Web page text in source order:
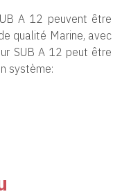
A 12 peuvent être
qualité Marine, avec
SUB A 12 peut être
système: